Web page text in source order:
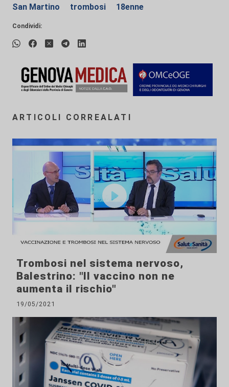
San Martino
trombosi 18enne
Condividi:
ARTICOLI CORREALATI
Trombosi nel sistema nervoso,
Balestrino: "Il vaccino non ne
aumenta il rischio"
19/05/2021